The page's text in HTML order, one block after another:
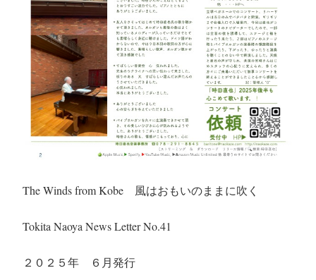
The Winds from Kobe 風はおもいのままに吹く
Tokita Naoya News Letter No.41
２０２５年 ６月発行